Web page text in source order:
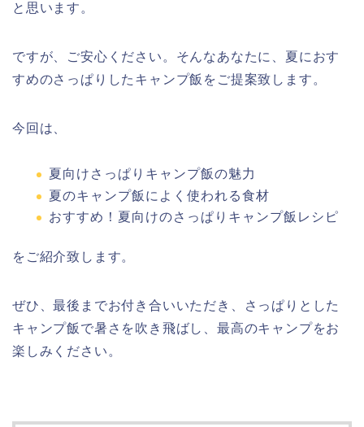
と思います。
ですが、ご安心ください。そんなあなたに、夏におす
すめのさっぱりしたキャンプ飯をご提案致します。
今回は、
夏向けさっぱりキャンプ飯の魅力
夏のキャンプ飯によく使われる食材
おすすめ！夏向けのさっぱりキャンプ飯レシピ
をご紹介致します。
ぜひ、最後までお付き合いいただき、さっぱりとした
キャンプ飯で暑さを吹き飛ばし、最高のキャンプをお
楽しみください。